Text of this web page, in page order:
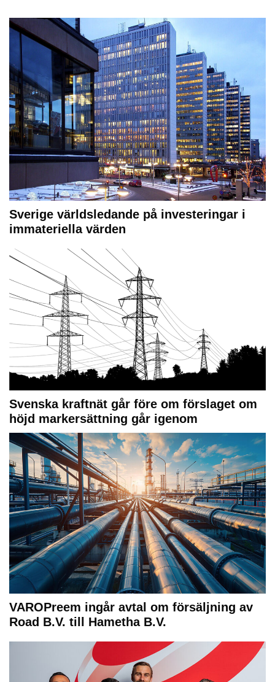
Sverige världsledande på investeringar i
immateriella värden
Svenska kraftnät går före om förslaget om
höjd markersättning går igenom
VAROPreem ingår avtal om försäljning av
Road B.V. till Hametha B.V.